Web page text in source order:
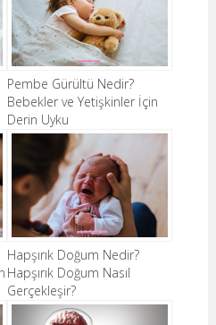
Pembe Gürültü Nedir?
Bebekler ve Yetişkinler İçin
Derin Uyku
Hapşırık Doğum Nedir?
Hapşırık Doğum Nasıl
Gerçekleşir?